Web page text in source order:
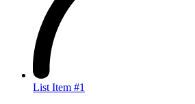
List Item #1